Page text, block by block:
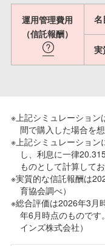
運用管理費用
（信託報酬）
名
実
※上記シミュレーション
間で購入した場合を想
※上記シミュレーション
し、利息に一律
ものとして計算してお
※実質的な信託報酬は
育協会調べ）
※総合評価は2026年3月
年6月時点のものです
インズ株式会社）